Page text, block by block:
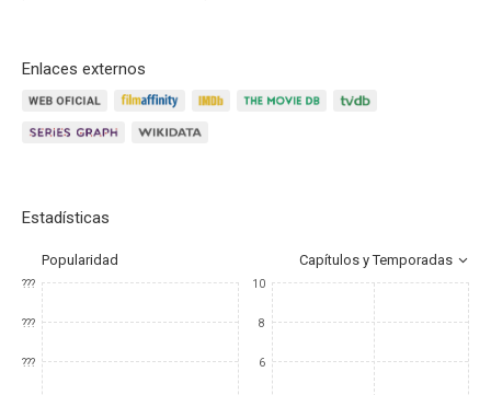
Enlaces externos
Estadísticas
Popularidad Capítulos y Temporadas
???
???
???
10
8
6